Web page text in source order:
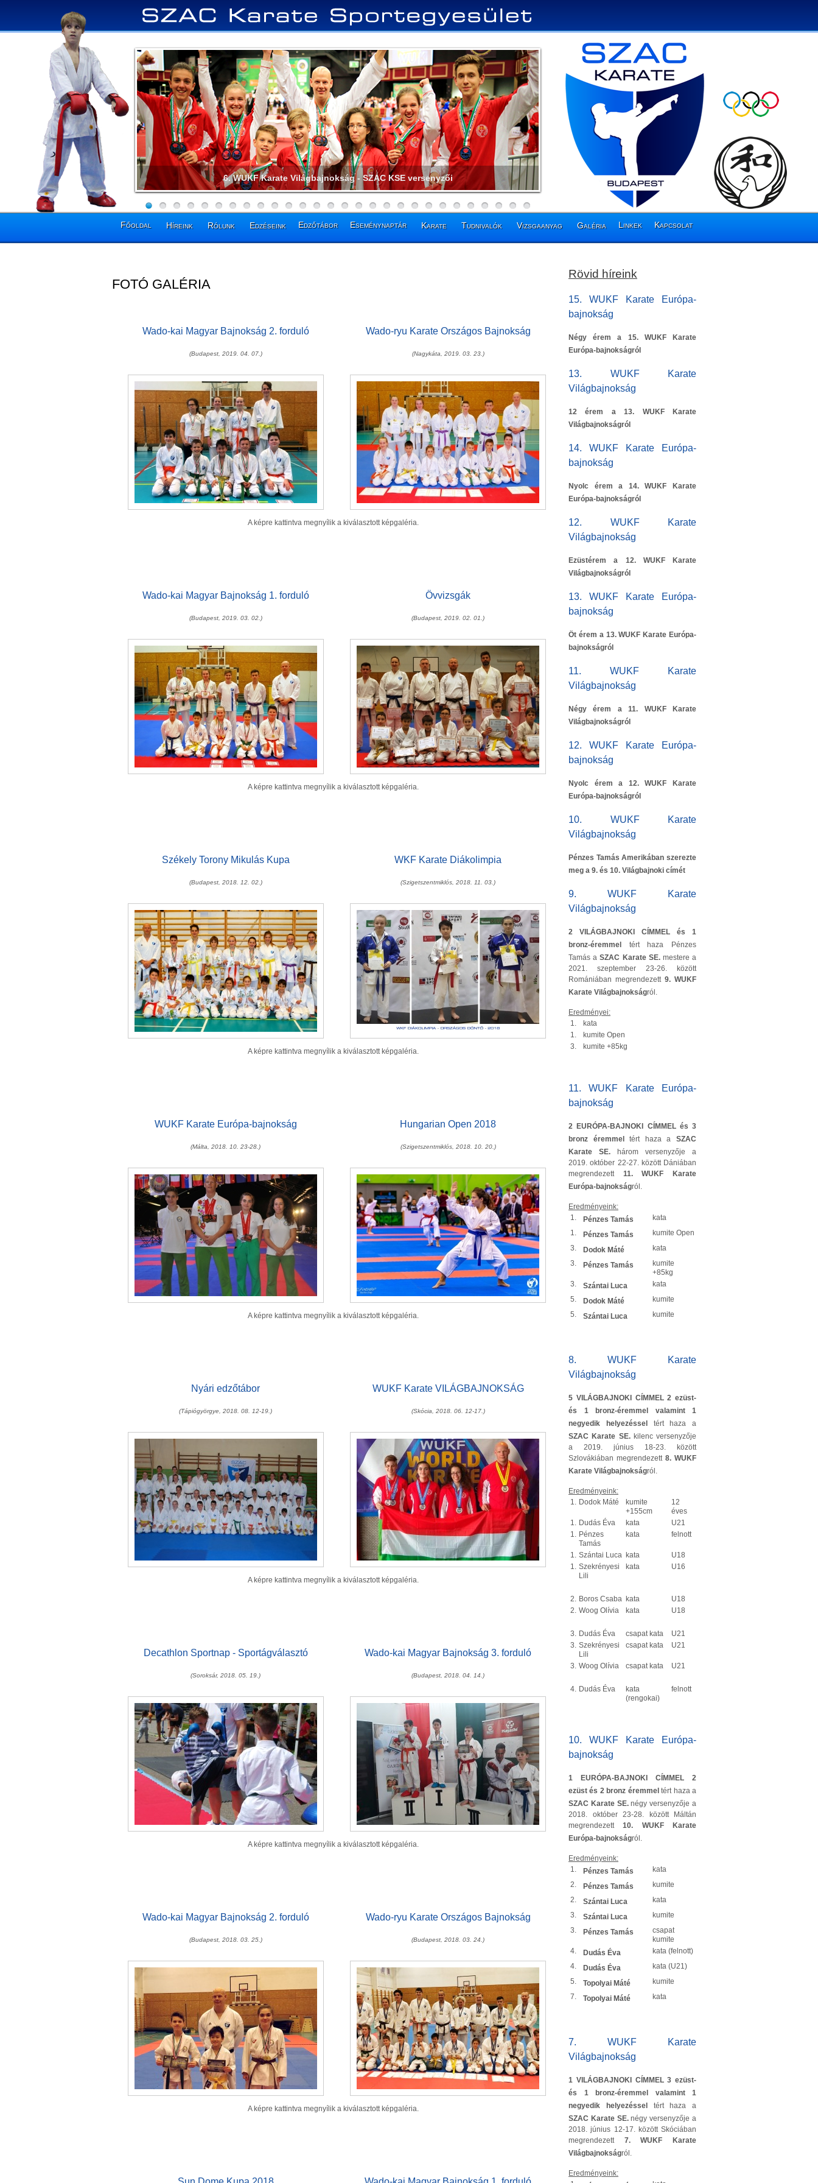
Pénzes Tamás - Felnőtt kumite Világbajnok (+80kg)
Főoldal Híreink Rólunk Edzéseink Edzőtábor Eseménynaptár Karate Tudnivalók Vizsgaanyag Galéria Linkek Kapcsolat
FOTÓ GALÉRIA
Wado-kai Magyar Bajnokság 2. forduló
(Budapest, 2019. 04. 07.)
Wado-ryu Karate Országos Bajnokság
(Nagykáta, 2019. 03. 23.)
A képre kattintva megnyílik a kiválasztott képgaléria.
Wado-kai Magyar Bajnokság 1. forduló
(Budapest, 2019. 03. 02.)
Övvizsgák
(Budapest, 2019. 02. 01.)
A képre kattintva megnyílik a kiválasztott képgaléria.
Székely Torony Mikulás Kupa
(Budapest, 2018. 12. 02.)
WKF Karate Diákolimpia
(Szigetszentmiklós, 2018. 11. 03.)
A képre kattintva megnyílik a kiválasztott képgaléria.
WUKF Karate Európa-bajnokság
(Málta, 2018. 10. 23-28.)
Hungarian Open 2018
(Szigetszentmiklós, 2018. 10. 20.)
A képre kattintva megnyílik a kiválasztott képgaléria.
Nyári edzőtábor
(Tápiógyörgye, 2018. 08. 12-19.)
WUKF Karate VILÁGBAJNOKSÁG
(Skócia, 2018. 06. 12-17.)
A képre kattintva megnyílik a kiválasztott képgaléria.
Decathlon Sportnap - Sportágválasztó
(Soroksár, 2018. 05. 19.)
Wado-kai Magyar Bajnokság 3. forduló
(Budapest, 2018. 04. 14.)
A képre kattintva megnyílik a kiválasztott képgaléria.
Wado-kai Magyar Bajnokság 2. forduló
(Budapest, 2018. 03. 25.)
Wado-ryu Karate Országos Bajnokság
(Budapest, 2018. 03. 24.)
A képre kattintva megnyílik a kiválasztott képgaléria.
Rövid híreink
15. WUKF Karate Európa-
bajnokság
Négy érem a 15. WUKF Karate
Európa-bajnokságról
13. WUKF Karate
Világbajnokság
12 érem a 13. WUKF Karate
Világbajnokságról
14. WUKF Karate Európa-
bajnokság
Nyolc érem a 14. WUKF Karate
Európa-bajnokságról
12. WUKF Karate
Világbajnokság
Ezüstérem a 12. WUKF Karate
Világbajnokságról
13. WUKF Karate Európa-
bajnokság
Öt érem a 13. WUKF Karate Európa-
bajnokságról
11. WUKF Karate
Világbajnokság
Négy érem a 11. WUKF Karate
Világbajnokságról
12. WUKF Karate Európa-
bajnokság
Nyolc érem a 12. WUKF Karate
Európa-bajnokságról
10. WUKF Karate
Világbajnokság
Pénzes Tamás Amerikában szerezte
meg a 9. és 10. Világbajnoki címét
9. WUKF Karate
Világbajnokság
2 VILÁGBAJNOKI CÍMMEL és 1
bronz-éremmel tért haza Pénzes
Tamás aSZAC Karate SE.mestere a
2021. szeptember 23-26. között
Romániában megrendezett 9. WUKF
Karate Világbajnokságról.
Eredményei:
1.
kata
1.
kumite Open
3.
kumite +85kg
11. WUKF Karate Európa-
bajnokság
2 EURÓPA-BAJNOKI CÍMMEL és 3
bronz éremmeltért haza aSZAC
Karate SE. három versenyzője a
2019. október 22-27. között Dániában
megrendezett 11. WUKF Karate
Európa-bajnokságról.
Eredményeink:
1.
Pénzes Tamás
kata
1.
Pénzes Tamás
kumite Open
3.
Dodok Máté
kata
3.
Pénzes Tamás
kumite
+85kg
3.
Szántai Luca
kata
5.
Dodok Máté
kumite
5.
Szántai Luca kumite
8. WUKF Karate
Világbajnokság
5 VILÁGBAJNOKI CÍMMEL 2 ezüst-
és 1 bronz-éremmel valamint 1
negyedik helyezésseltért haza a
SZAC Karate SE.kilenc versenyzője
a 2019. június 18-23. között
Szlovákiában megrendezett 8. WUKF
Karate Világbajnokságról.
Eredményeink:
1.
Dodok Máté
kumite
+155cm
12
éves
1.
Dudás Éva kata
U21
1.
Pénzes
Tamás
kata felnott
1. Szántai Luca kata
U18
1.
Szekrényesi
Lili
kata U16
2. Boros Csaba kata
U18
2. Woog Olívia kata U18
3. Dudás Éva csapat kata
U21
3. Szekrényesi
Lili
csapat kata U21
3. Woog Olívia csapat kata U21
4. Dudás Éva
kata
(rengokai)
felnott
10. WUKF Karate Európa-
bajnokság
1 EURÓPA-BAJNOKI CÍMMEL 2
ezüst és 2 bronz éremmeltért haza a
SZAC Karate SE.négy versenyzője a
2018. október 23-28. között Máltán
megrendezett10. WUKF Karate
Európa-bajnokságról.
Eredményeink:
1.
Pénzes Tamás
kata
2.
Pénzes Tamás
kumite
2.
Szántai Luca
kata
3.
Szántai Luca
kumite
3.
Pénzes Tamás
csapat
kumite
4.
Dudás Éva
kata (felnott)
4.
Dudás Éva
kata (U21)
5.
Topolyai Máté
kumite
7.
Topolyai Máté kata
7. WUKF Karate
Világbajnokság
1 VILÁGBAJNOKI CÍMMEL 3 ezüst-
és 1 bronz-éremmel valamint 1
negyedik helyezésseltért haza a
SZAC Karate SE.négy versenyzője a
2018. június 12-17. között Skóciában
megrendezett 7. WUKF Karate
Világbajnokságról.
Eredményeink: